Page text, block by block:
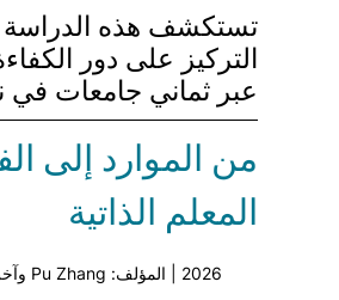
تستكشف هذه الدراسة
عبر ثماني جامعات في
من الموارد إلى
المعلم الذاتية
2026 | المؤلف: Pu Zhang وآخرون | المجلة: